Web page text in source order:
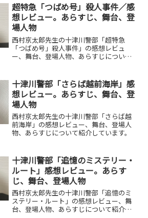
超特急「つばめ号」殺人事件／感
想レビュー。あらすじ、舞台、登
場人物
西村京太郎先生の十津川警部「超特急
「つばめ号」殺人事件」の感想レビュ
ー、舞台、登場人物、あらすじについて
十津川警部「さらば越前海岸」感
想レビュー。あらすじ、舞台、登
場人物
西村京太郎先生の十津川警部「さらば越
前海岸」の感想レビュー、舞台、登場人
物、あらすじについて紹介しています。
十津川警部「追憶のミステリー・
ルート」感想レビュー。あらす
じ、舞台、登場人物
西村京太郎先生の十津川警部「追憶のミ
ステリー・ルート」の感想レビュー、舞
台、登場人物、あらすじについて紹介し